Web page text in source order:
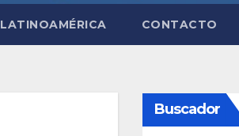
LATINOAMÉRICA CONTACTO
Buscador